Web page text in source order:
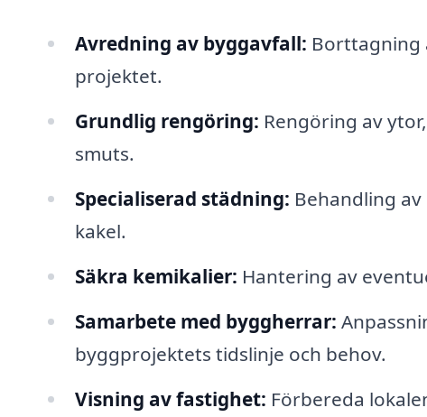
Avredning av byggavfall: Borttagning
projektet.
Grundlig rengöring: Rengöring av
smuts.
Specialiserad städning: Behandling
kakel.
Säkra kemikalier: Hantering av
Samarbete med byggherrar:
byggprojektets tidslinje och behov.
Visning av fastighet: Förbereda